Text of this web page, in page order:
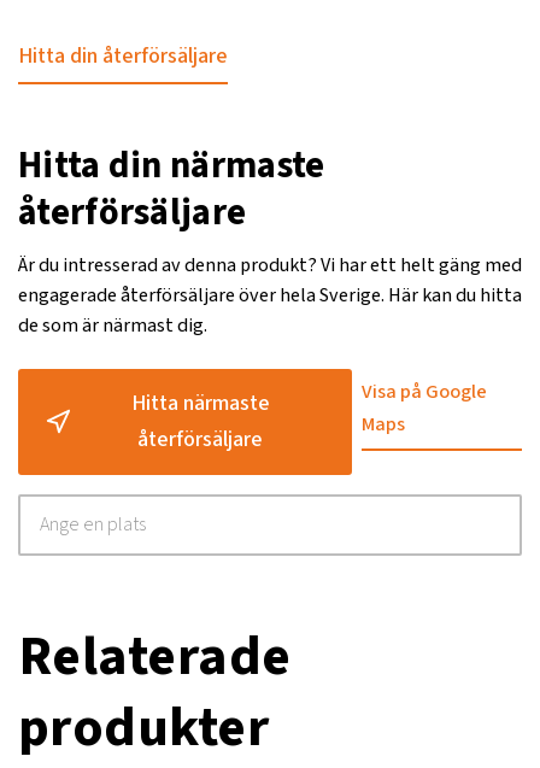
Hitta din återförsäljare
Hitta din närmaste
återförsäljare
Är du intresserad av denna produkt? Vi har ett helt gäng med
engagerade återförsäljare över hela Sverige. Här kan du hitta
de som är närmast dig.
Hitta närmaste
återförsäljare
Visa på Google
Maps
Relaterade
produkter